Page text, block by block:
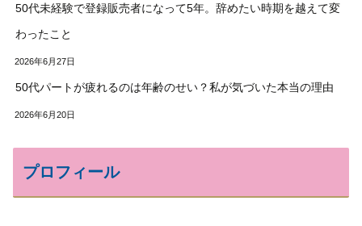
50代未経験で登録販売者になって5年。辞めたい時期を越えて変
わったこと
2026年6月27日
50代パートが疲れるのは年齢のせい？私が気づいた本当の理由
2026年6月20日
プロフィール